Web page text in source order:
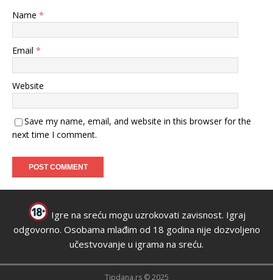
Name *
Email *
Website
Save my name, email, and website in this browser for the
next time I comment.
Igre na sreću mogu uzrokovati zavisnost. Igraj
odgovorno. Osobama mlađim od 18 godina nije dozvoljeno
učestvovanje u igrama na sreću.
Tipdana.rs © 2025